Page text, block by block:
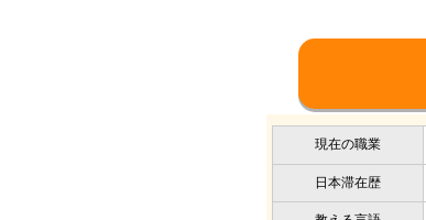
現在の職業
日本滞在歴